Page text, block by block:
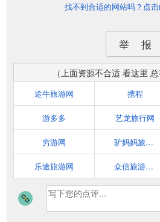
找不到合适的网站吗？点
举 报
（上面资源不合适 看这里
途牛旅游网 携程
游多多 艺龙旅行网
穷游网 驴妈妈旅游网
乐途旅游网 众信旅游悠哉网